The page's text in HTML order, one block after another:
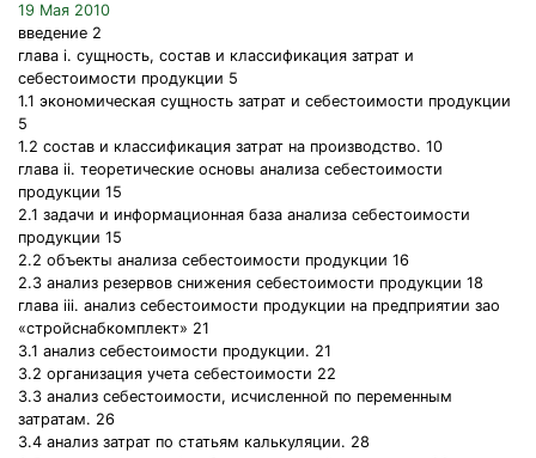
19 Мая 2010
введение 2
глава i. сущность, состав и классификация затрат и
себестоимости продукции 5
1.1 экономическая сущность затрат и себестоимости продукции
5
1.2 состав и классификация затрат на производство. 10
глава ii. теоретические основы анализа себестоимости
продукции 15
2.1 задачи и информационная база анализа себестоимости
продукции 15
2.2 объекты анализа себестоимости продукции 16
2.3 анализ резервов снижения себестоимости продукции 18
глава iii. анализ себестоимости продукции на предприятии зао
«стройснабкомплект» 21
3.1 анализ себестоимости продукции. 21
3.2 организация учета себестоимости 22
3.3 анализ себестоимости, исчисленной по переменным
затратам. 26
3.4 анализ затрат по статьям калькуляции. 28